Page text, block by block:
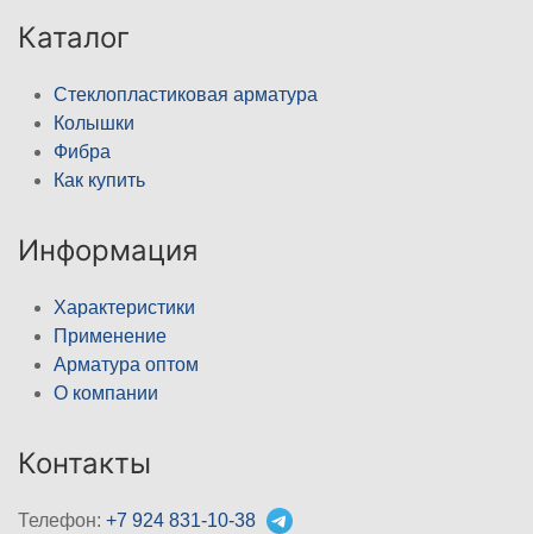
Каталог
Стеклопластиковая арматура
Колышки
Фибра
Как купить
Информация
Характеристики
Применение
Арматура оптом
О компании
Контакты
Телефон: +7 924 831-10-38